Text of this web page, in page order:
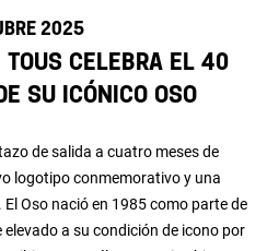
2025
TOUS celebra el 40
su icónico Oso
de salida a cuatro meses de
logotipo conmemorativo y una
Oso nació en 1985 como parte de
a su condición de icono por